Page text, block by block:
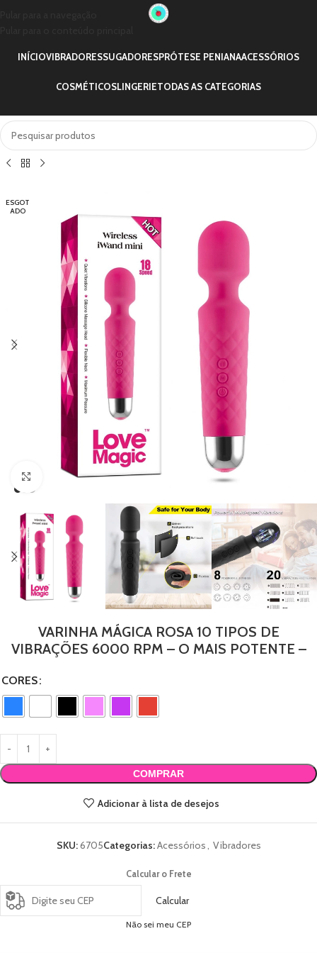
INÍCIOVIBRADORESSUGADORESPRÓTESE PENIANAACESSÓRIOS
COSMÉTICOSLINGERIETODAS AS CATEGORIAS
ESGOT
ADO
Clique para ampliar
VARINHA MÁGICA ROSA 10 TIPOS DE
VIBRAÇÕES 6000 RPM – O MAIS POTENTE –
CORES
COMPRAR
Adicionar à lista de desejos
SKU:6705Categorias:Acessórios, Vibradores
Calcular o Frete
Calcular
Não sei meu CEP